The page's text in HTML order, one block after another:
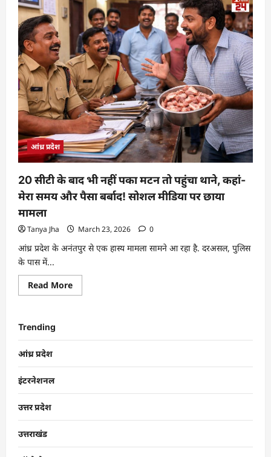
आंध्र प्रदेश
20 सीटी के बाद भी नहीं पका मटन तो पहुंचा थाने, कहां-
मेरा समय और पैसा बर्बाद! सोशल मीडिया पर छाया
मामला
Tanya Jha March 23, 2026 0
आंध्र प्रदेश के अनंतपुर से एक हास्य मामला सामने आ रहा है. दरअसल, पुलिस
के पास में...
Read More
Trending
आंध्र प्रदेश
इंटरनेशनल
उत्तर प्रदेश
उत्तराखंड